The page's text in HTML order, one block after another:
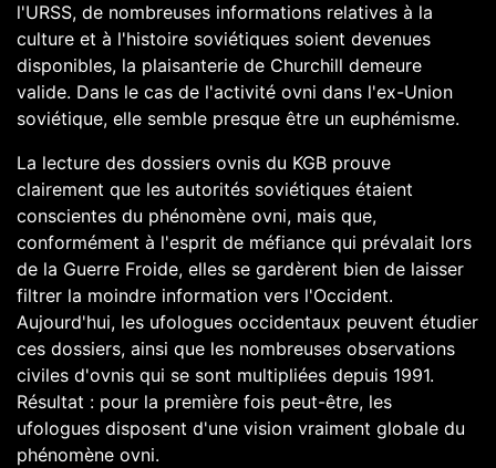
l'URSS, de nombreuses informations relatives à la
culture et à l'histoire soviétiques soient devenues
disponibles, la plaisanterie de Churchill demeure
valide. Dans le cas de l'activité ovni dans l'ex-Union
soviétique, elle semble presque être un euphémisme.
La lecture des dossiers ovnis du KGB prouve
clairement que les autorités soviétiques étaient
conscientes du phénomène ovni, mais que,
conformément à l'esprit de méfiance qui prévalait lors
de la Guerre Froide, elles se gardèrent bien de laisser
filtrer la moindre information vers l'Occident.
Aujourd'hui, les ufologues occidentaux peuvent étudier
ces dossiers, ainsi que les nombreuses observations
civiles d'ovnis qui se sont multipliées depuis 1991.
Résultat : pour la première fois peut-être, les
ufologues disposent d'une vision vraiment globale du
phénomène ovni.